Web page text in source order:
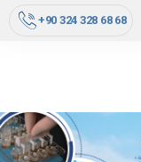
+90 324 328 68 68